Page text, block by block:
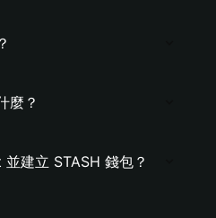
麼？
建立 STASH 錢包？